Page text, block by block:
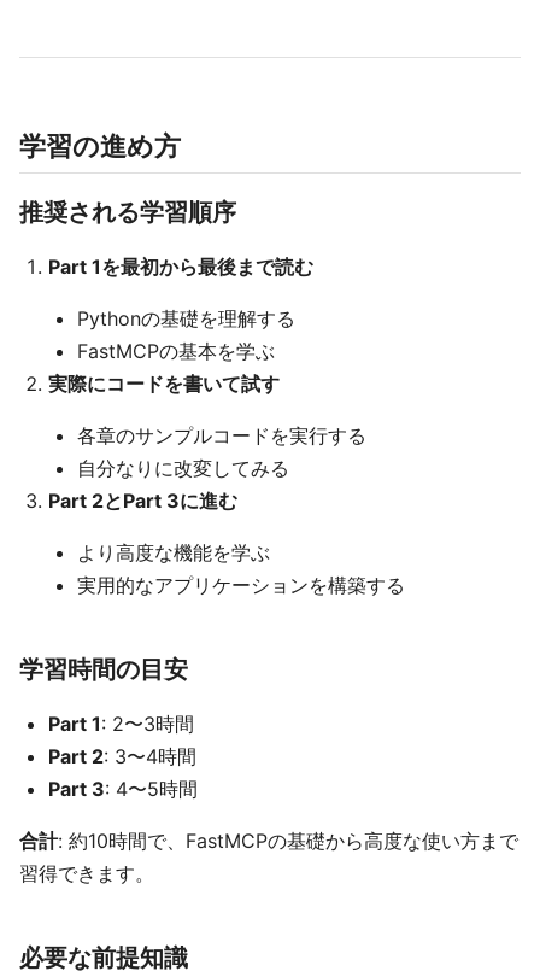
学習の進め方
推奨される学習順序
Part 1を最初から最後まで読む
Pythonの基礎を理解する
FastMCPの基本を学ぶ
実際にコードを書いて試す
各章のサンプルコードを実行する
自分なりに改変してみる
Part 2とPart 3に進む
より高度な機能を学ぶ
実用的なアプリケーションを構築する
学習時間の目安
Part 1: 2〜3時間
Part 2: 3〜4時間
Part 3: 4〜5時間
合計: 約10時間で、FastMCPの基礎から高度な使い方まで
習得できます。
必要な前提知識